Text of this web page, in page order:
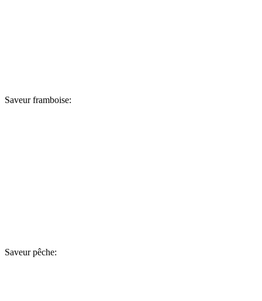
Saveur framboise:
Saveur pêche: